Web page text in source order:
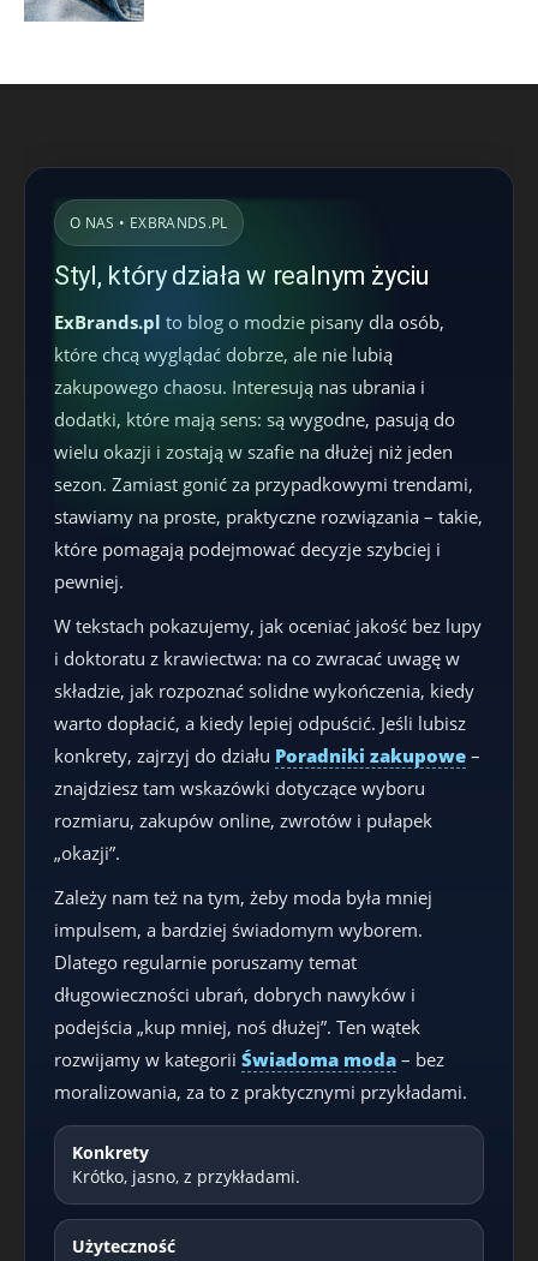
O NAS • EXBRANDS.PL
Styl, który działa w realnym życiu
ExBrands.pl to blog o modzie pisany dla osób,
które chcą wyglądać dobrze, ale nie lubią
zakupowego chaosu. Interesują nas ubrania i
dodatki, które mają sens: są wygodne, pasują do
wielu okazji i zostają w szafie na dłużej niż jeden
sezon. Zamiast gonić za przypadkowymi trendami,
stawiamy na proste, praktyczne rozwiązania – takie,
które pomagają podejmować decyzje szybciej i
pewniej.
W tekstach pokazujemy, jak oceniać jakość bez lupy
i doktoratu z krawiectwa: na co zwracać uwagę w
składzie, jak rozpoznać solidne wykończenia, kiedy
warto dopłacić, a kiedy lepiej odpuścić. Jeśli lubisz
konkrety, zajrzyj do działu Poradniki zakupowe –
znajdziesz tam wskazówki dotyczące wyboru
rozmiaru, zakupów online, zwrotów i pułapek
„okazji”.
Zależy nam też na tym, żeby moda była mniej
impulsem, a bardziej świadomym wyborem.
Dlatego regularnie poruszamy temat
długowieczności ubrań, dobrych nawyków i
podejścia „kup mniej, noś dłużej”. Ten wątek
rozwijamy w kategorii Świadoma moda – bez
moralizowania, za to z praktycznymi przykładami.
Konkrety
Krótko, jasno, z przykładami.
Użyteczność